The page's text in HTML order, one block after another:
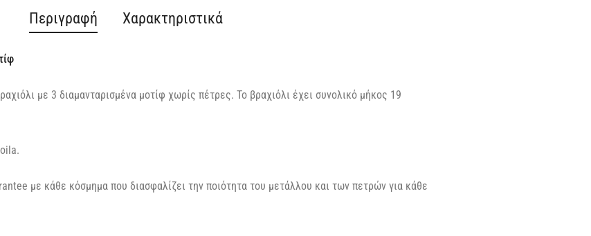
Περιγραφή Χαρακτηριστικά
με 3 διαμανταρισμένα μοτίφ χωρίς πέτρες. Το βραχιόλι έχει συνολικό μήκος 19
με κάθε κόσμημα που διασφαλίζει την ποιότητα του μετάλλου και των πετρών για κάθε